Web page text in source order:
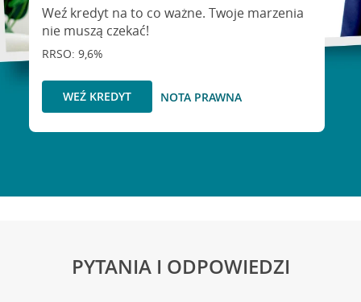
Weź kredyt na to co ważne. Twoje marzenia
nie muszą czekać!
RRSO: 9,6%
WEŹ KREDYT NOTA PRAWNA
PYTANIA I ODPOWIEDZI